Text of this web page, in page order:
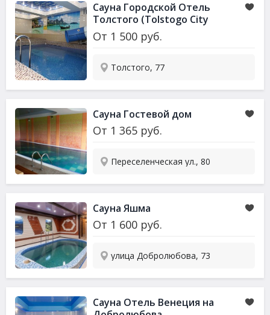
Сауна Городской Отель
Толстого (Tolstogo City
Hotel)
От 1 500 руб.
Толстого, 77
Сауна Гостевой дом
От 1 365 руб.
Переселенческая ул., 80
Сауна Яшма
От 1 600 руб.
улица Добролюбова, 73
Сауна Отель Венеция на